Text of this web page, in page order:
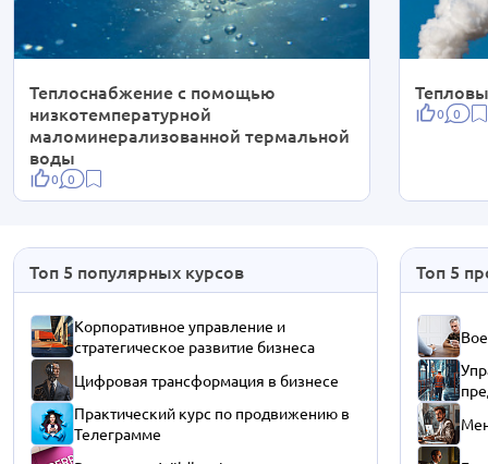
Теплоснабжение с помощью
низкотемпературной
маломинерализованной термальной
воды
0 0
0 0
Топ 5 популярных курсов
Корпоративное управление и
стратегическое развитие бизнеса
Цифровая трансформация в бизнесе
Практический курс по продвижению в
Телеграмме
Топ 5